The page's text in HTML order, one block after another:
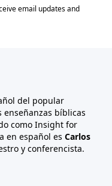
del popular
bíblicas
como Insight for
en español es Carlos
y conferencista.